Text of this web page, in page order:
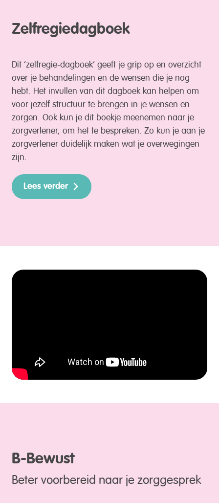
Zelfregiedagboek
Dit ‘zelfregie-dagboek’ geeft je grip op en overzicht
over je behandelingen en de wensen die je nog
hebt. Het invullen van dit dagboek kan helpen om
voor jezelf structuur te brengen in je wensen en
zorgen. Ook kun je dit boekje meenemen naar je
zorgverlener, om het te bespreken. Zo kun je aan je
zorgverlener duidelijk maken wat je overwegingen
zijn.
Lees verder
B-Bewust
Beter voorbereid naar je zorggesprek